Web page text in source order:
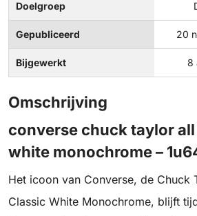
Doelgroep
Gepubliceerd 20
Bijgewerkt 8
Omschrijving
converse chuck taylor
white monochrome –
Het icoon van Converse, de Chuck
Classic White Monochrome, blijft